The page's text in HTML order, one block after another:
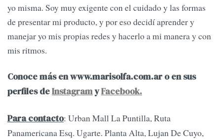
yo misma. Soy muy exigente con el cuidado y las formas
de presentar mi producto, y por eso decidí aprender y
manejar yo mis propias redes y hacerlo a mi manera y con
mis ritmos.
Conoce más en www.marisolfa.com.ar o en sus
perfiles deInstagramyFacebook.
Para contacto: Urban Mall La Puntilla, Ruta
Panamericana Esq. Ugarte. Planta Alta, Lujan De Cuyo,